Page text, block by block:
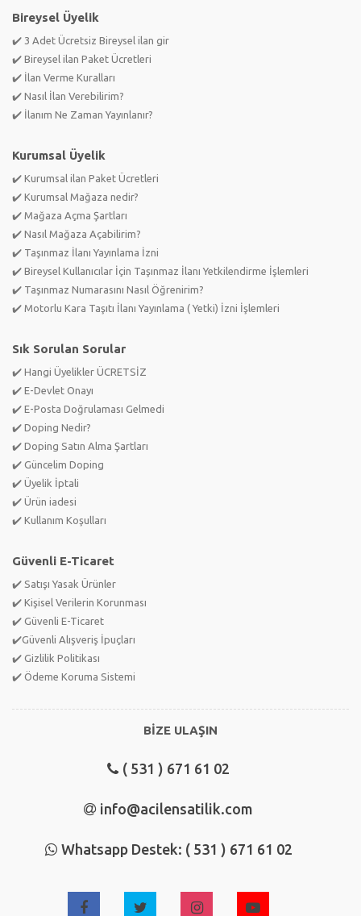
Bireysel Üyelik
✔️ 3 Adet Ücretsiz Bireysel ilan gir
✔️ Bireysel ilan Paket Ücretleri
✔️ İlan Verme Kuralları
✔️ Nasıl İlan Verebilirim?
✔️ İlanım Ne Zaman Yayınlanır?
Kurumsal Üyelik
✔️ Kurumsal ilan Paket Ücretleri
✔️ Kurumsal Mağaza nedir?
✔️ Mağaza Açma Şartları
✔️ Nasıl Mağaza Açabilirim?
✔️ Taşınmaz İlanı Yayınlama İzni
✔️ Bireysel Kullanıcılar İçin Taşınmaz İlanı Yetkilendirme İşlemleri
✔️ Taşınmaz Numarasını Nasıl Öğrenirim?
✔️ Motorlu Kara Taşıtı İlanı Yayınlama ( Yetki) İzni İşlemleri
Sık Sorulan Sorular
✔️ Hangi Üyelikler ÜCRETSİZ
✔️ E-Devlet Onayı
✔️ E-Posta Doğrulaması Gelmedi
✔️ Doping Nedir?
✔️ Doping Satın Alma Şartları
✔️ Güncelim Doping
✔️ Üyelik İptali
✔️ Ürün iadesi
✔️ Kullanım Koşulları
Güvenli E-Ticaret
✔️ Satışı Yasak Ürünler
✔️ Kişisel Verilerin Korunması
✔️ Güvenli E-Ticaret
✔️Güvenli Alışveriş İpuçları
✔️ Gizlilik Politikası
✔️ Ödeme Koruma Sistemi
BİZE ULAŞIN
( 531 ) 671 61 02
info@acilensatilik.com
Whatsapp Destek: ( 531 ) 671 61 02